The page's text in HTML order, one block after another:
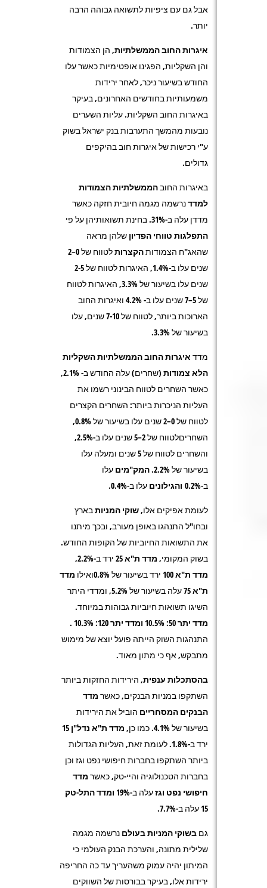
אבל גם עם ציפיות לתשואה גבוהה הרבה
יותר.
איגרות החוב הממשלתיות, הן הצמודות
והן השקליות, הפגינו אופטימיות כאשר עלו
החודש בשיעור ניכר, לאחר ירידות
משמעותיות בחודשים האחרונים, בעיקר
באיגרות החוב השקליות. עליות השערים
נובעות מהמשך התערבות בנק ישראל בשוק
ע"י רכישות של איגרות חוב בהיקפים
גדולים.
באיגרות החובהממשלתיותהצמודות
למדדנרשמה מגמה חיובית חזקה כאשר
מדדן עלה ב-31%. בחינת תשואותיהן על פי
התפלגות טווחי הפדיון שלהן מראה
שהאג"ח הצמודותהקצרות
לטווח של 0–2
שנים עלו ב-1.4%, האיגרות לטווח של 2-5
שנים עלו בשיעור של 3.3%, האיגרות לטווח
של 5–7 שנים עלו ב- 4.2% ואיגרות החוב
הארוכות ביותר, לטווח של 7-10 שנים, עלו
בשיעור של 3.3%.
מדד איגרותהחוב הממשלתיות השקליות
הלא צמודות (שחרים) עלה החודש ב-2.1%
,
כאשר השחרים לטווח הבינוני רשמו את
העליות הניכרות ביותר: השחרים הקצרים
לטווח של 0–2 שנים עלו בשיעור של 0.8%,
השחריםלטווח של 2–5 שנים עלו ב-2.5%,
והשחרים לטווח של 5 שנים ומעלה עלו
בשיעור של 2.2%.
המק"מים עלו
ב-0.2%
והגילונים עלו ב-0.4%.
לעומת אפיקים אלו, שוקי המניותבארץ
ובחו"ל התנהגו באופן מעורב, ובכך מיתנו
את התשואות החיוביות של הקופות החודש.
בשוק המקומי, מדד ת"א 25
ירד ב-2.2%,
מדד ת"א 100
ירד בשיעור של 0.8%ואילו
מדד
ת"א 75
עלה בשיעור של 5.2%, ומדדי היתר
השיגו תשואות חיוביות גבוהות במיוחד.
מדד יתר 50
: 10.5% ומדד יתר 120
: 10.3% .
התנהגות השוק הייתה פועל יוצא של מימוש
מתבקש, אף כי מתון מאוד.
בהסתכלות ענפית, הירידות החזקות ביותר
השתקפו במניות הבנקים, כאשר מדד
הבנקים המסחריים הוביל את הירידות
בשיעור של 4.1%
.כמו כן, מדד ת"א נדל"ן 15
ירד ב-1.8%
.לעומת זאת, העליות הגדולות
ביותר השתקפו בחברות חיפושי נפט וגז וכן
בחברות הטכנולוגיה והיי-טק, כאשר מדד
חיפושי נפט וגזעלה ב-19%
ומדד התל-טק
15עלה ב-7.7%.
גם בשוקי המניות בעולם נרשמה מגמה
שלילית מתונה, והערכת הבנק העולמי כי
המיתון יהיה עמוק משהעריך עד כה החריפה
ירידות אלו, בעיקר בבורסות של השווקים